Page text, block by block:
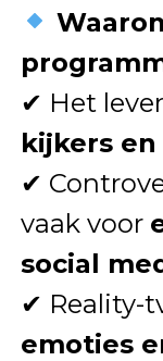
✔ Het
kijkers
✔
vaak voor
social
✔ Reality-
emoties